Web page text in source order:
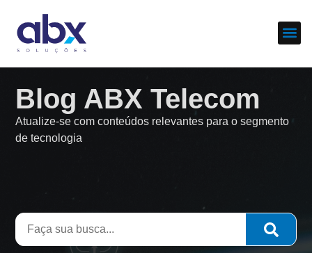
Blog ABX Telecom
Atualize-se com conteúdos relevantes para o segmento
de tecnologia